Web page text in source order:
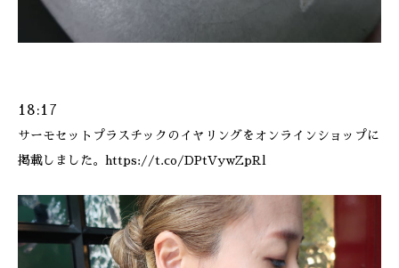
18:17
サーモセットプラスチックのイヤリングをオンラインショップに
掲載しました。https://t.co/DPtVywZpRl